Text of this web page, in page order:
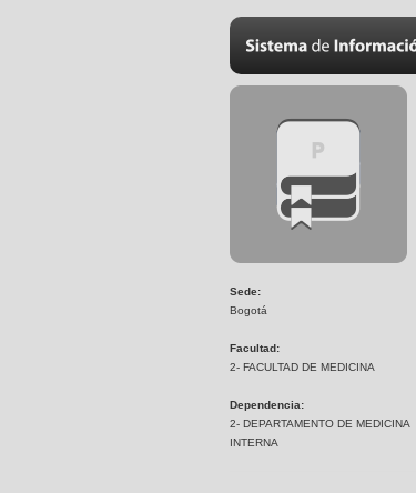
Sede:
Bogotá
Facultad:
2- FACULTAD DE MEDICINA
Dependencia:
2- DEPARTAMENTO DE MEDICINA
INTERNA